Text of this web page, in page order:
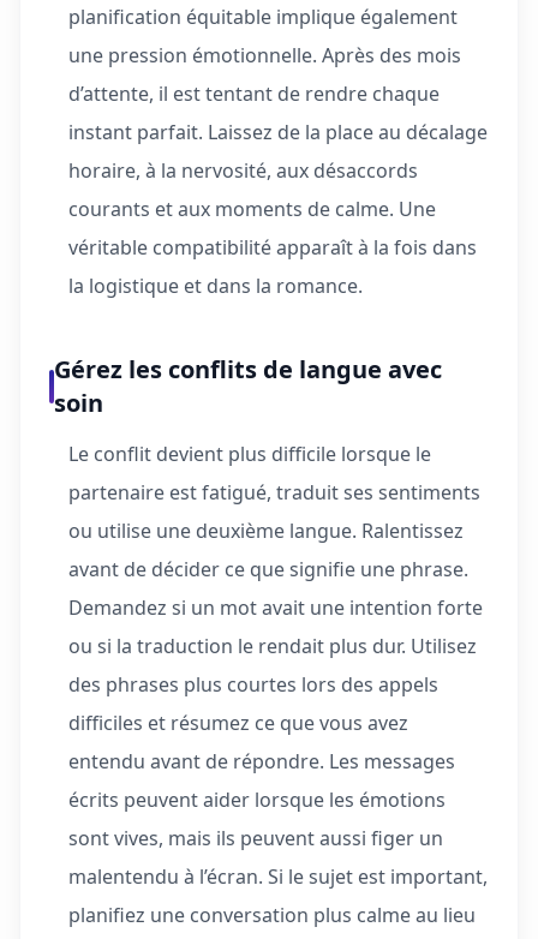
planification équitable implique également
une pression émotionnelle. Après des mois
d’attente, il est tentant de rendre chaque
instant parfait. Laissez de la place au décalage
horaire, à la nervosité, aux désaccords
courants et aux moments de calme. Une
véritable compatibilité apparaît à la fois dans
la logistique et dans la romance.
Gérez les conflits de langue avec
soin
Le conflit devient plus difficile lorsque le
partenaire est fatigué, traduit ses sentiments
ou utilise une deuxième langue. Ralentissez
avant de décider ce que signifie une phrase.
Demandez si un mot avait une intention forte
ou si la traduction le rendait plus dur. Utilisez
des phrases plus courtes lors des appels
difficiles et résumez ce que vous avez
entendu avant de répondre. Les messages
écrits peuvent aider lorsque les émotions
sont vives, mais ils peuvent aussi figer un
malentendu à l’écran. Si le sujet est important,
planifiez une conversation plus calme au lieu